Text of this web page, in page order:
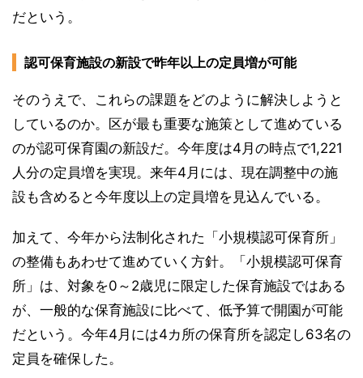
だという。
認可保育施設の新設で昨年以上の定員増が可能
そのうえで、これらの課題をどのように解決しようと
しているのか。区が最も重要な施策として進めている
のが認可保育園の新設だ。今年度は4月の時点で1,221
人分の定員増を実現。来年4月には、現在調整中の施
設も含めると今年度以上の定員増を見込んでいる。
加えて、今年から法制化された「小規模認可保育所」
の整備もあわせて進めていく方針。「小規模認可保育
所」は、対象を0～2歳児に限定した保育施設ではある
が、一般的な保育施設に比べて、低予算で開園が可能
だという。今年4月には4カ所の保育所を認定し63名の
定員を確保した。